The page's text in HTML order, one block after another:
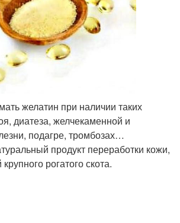
желатин при наличии таких
диатеза, желчекаменной и
подагре, тромбозах…
продукт переработки кожи,
рогатого скота.